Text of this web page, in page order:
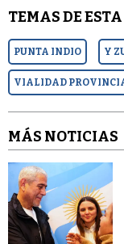
TEMAS DE
PUNTA INDIO Y
VIALIDAD
MÁS NOTICIAS